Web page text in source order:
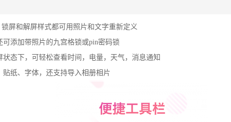
屏和解屏样式都可用照片和文字重新定义
添加带照片的九宫格锁或pin密码锁
态下，可轻松查看时间，电量，天气，消息通知
纸、字体，还支持导入相册相片